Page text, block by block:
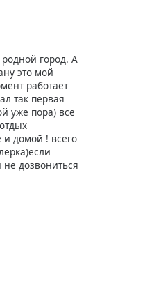
родной город. А
это мой
работает
так первая
уже пора) все
и домой ! всего
дозвониться